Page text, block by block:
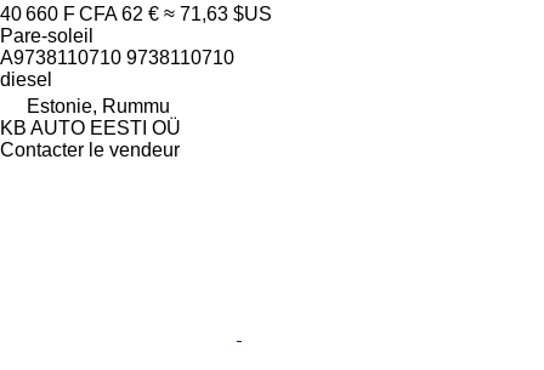
40 660 F CFA 62 € ≈ 71,63 $US
Pare-soleil
A9738110710 9738110710
diesel
Estonie, Rummu
KB AUTO EESTI OÜ
Contacter le vendeur